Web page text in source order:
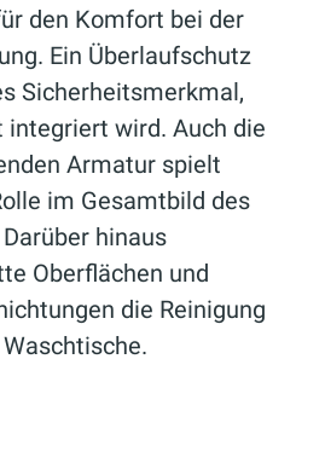
den Komfort bei der
Ein Überlaufschutz
Sicherheitsmerkmal,
integriert wird. Auch die
Armatur spielt
im Gesamtbild des
hinaus
Oberflächen und
die Reinigung